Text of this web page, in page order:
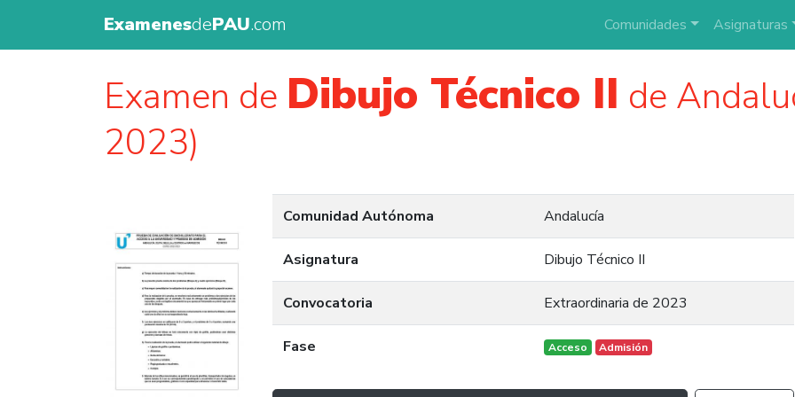
ExamenesdePAU.com Comunidades Asignaturas
Examen de Dibujo Técnico II de
2023)
Comunidad Autónoma Andalucía
Asignatura Dibujo Técnico II
Convocatoria Extraordinaria de 2023
Fase Acceso Admisión